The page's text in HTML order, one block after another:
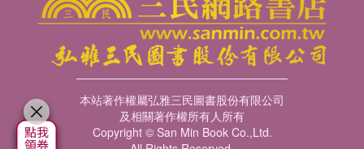
《故道》、《罪人錄》、
《故道》p69–81 / 70
《罪人錄》p129–130 / 76
本站著作權屬弘雅三民圖書股份有限公司
及相關著作權所有人所有
Copyright © San Min Book Co.,Ltd.